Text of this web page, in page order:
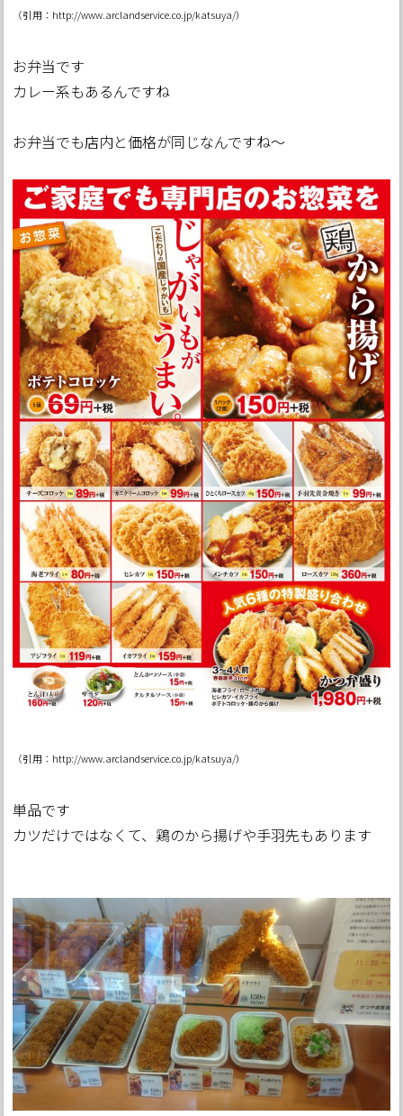
（引用：http://www.arclandservice.co.jp/katsuya/）
お弁当です
カレー系もあるんですね
お弁当でも店内と価格が同じなんですね～
（引用：http://www.arclandservice.co.jp/katsuya/）
単品です
カツだけではなくて、鶏のから揚げや手羽先もあります